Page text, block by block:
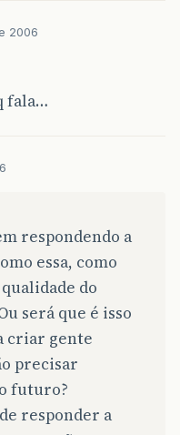
2006
fala…
respondendo a
essa, como
do
será que é isso
criar gente
precisar
futuro?
responder a